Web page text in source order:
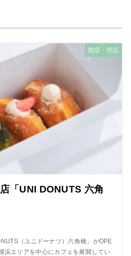
開店・閉店
「UNI DONUTS 六角
（ユニドーナツ）六角橋」がOPE
浜エリアを中心にカフェを展開してい